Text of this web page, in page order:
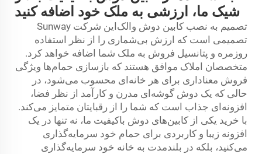
شیک ما، ارزشی به ملک خود اضافه کنید
تصمیم به نصب کابین دوش والک‌این شرکت Sunway
تصمیمی است که ارزش بی‌شماری را از نظر استفاده
روزمره و پتانسیل فروش به ملک شما اضافه خواهد کرد.
متخصصان املاک موافق هستند که بازسازی حمام‌ها ویژگی
فروش معناداری برای هر خانه‌ای محسوب می‌شود، در
حالی که یک دوش گوشه‌ای مدرن و کارآمد از نظر فضا،
افزونه‌ای جذاب است که شما را از رقبایتان متمایز می‌کند.
با خرید یکی از کابین‌های دوش باکیفیت ما، نه تنها در یک
افزونه زیبا و کاربردی برای حمام خود سرمایه‌گذاری
می‌کنید، بلکه در بلندمدت به خانه خود سرمایه‌گذاری